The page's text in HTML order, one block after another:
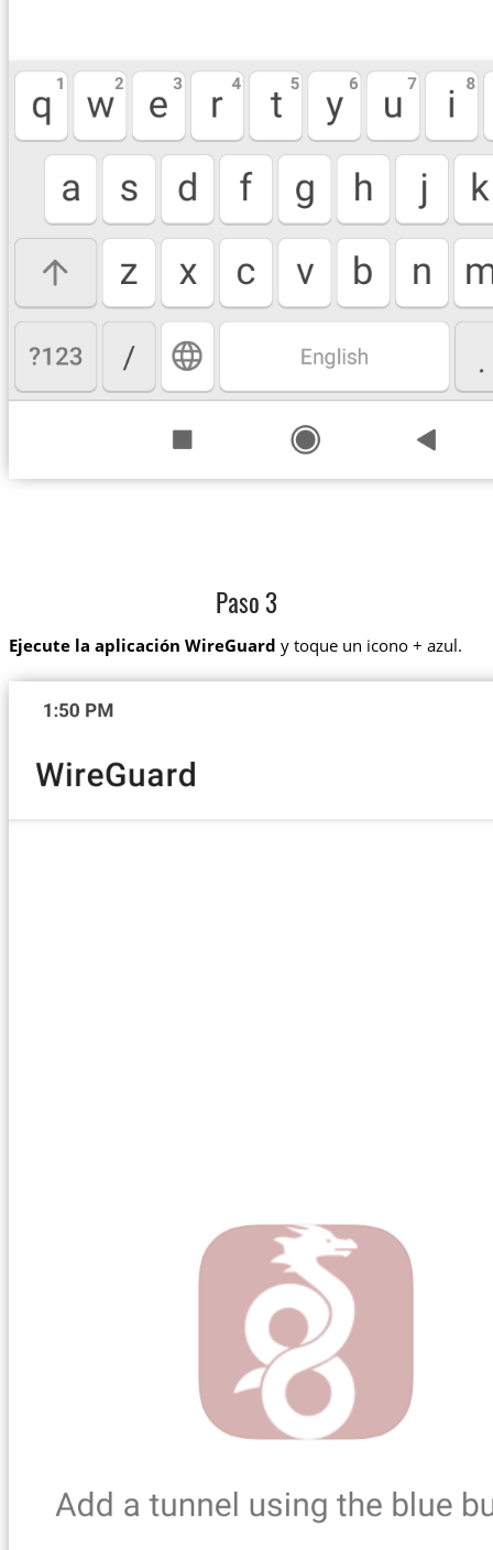
Paso 3
Ejecute la aplicación WireGuard y toque un icono + azul.